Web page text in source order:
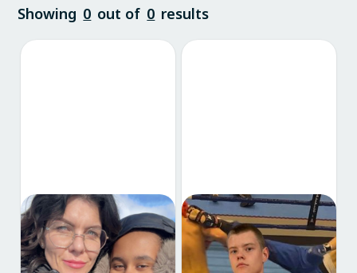
Showing 0 out of 0 results
Bo i Balsfjord: Etter
over 20 år i utlandet
fant Trude veien hjem
til Storsteinnes
Bo i Balsfjord: Fra
Nordkjosbotn mot
landslaget